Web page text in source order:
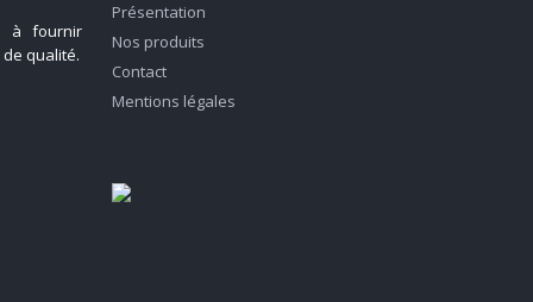
à fournir
qualité.
Présentation
Nos produits
Contact
Mentions légales